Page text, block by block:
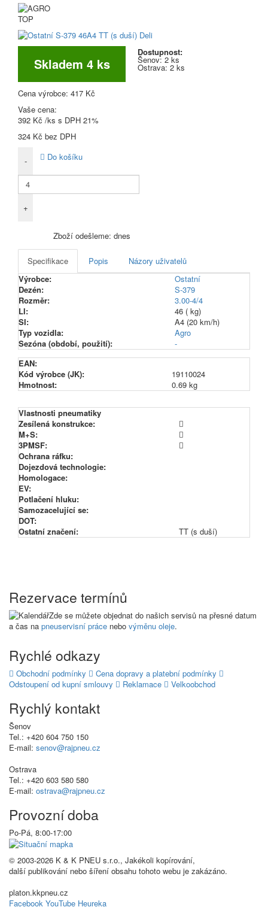
TOP
Skladem 4 ks
Dostupnost:
Šenov: 2 ks
Ostrava: 2 ks
Cena výrobce: 417 Kč
Vaše cena:
392 Kč /ks s DPH 21%
324 Kč bez DPH
-
+
Do košíku
Zboží odešleme: dnes
Specifikace Popis
Názory uživatelů
Výrobce:
Ostatní
Dezén:
S-379
Rozměr:
3.00-4/4
LI:
46 ( kg)
SI:
A4 (20 km/h)
Typ vozidla:
Agro
Sezóna (období, použití):
-
EAN:
Kód výrobce (JK):
19110024
Hmotnost:
0.69 kg
Vlastnosti pneumatiky
Zesílená konstrukce:
M+S:
3PMSF:
Ochrana ráfku:
Dojezdová technologie:
Homologace:
EV:
Potlačení hluku:
Samozacelující se:
DOT:
Ostatní značení:
TT (s duší)
Rezervace termínů
Zde se můžete objednat do našich servisů na přesné datum
a čas na pneuservisní práce nebo výměnu oleje.
Rychlé odkazy
Obchodní podmínky
Cena dopravy a platební podmínky
Odstoupení od kupní smlouvy
Reklamace Velkoobchod
Rychlý kontakt
Šenov
Tel.: +420 604 750 150
E-mail: senov@rajpneu.cz
Ostrava
Tel.: +420 603 580 580
E-mail: ostrava@rajpneu.cz
Provozní doba
Po-Pá, 8:00-17:00
© 2003-2026 K & K PNEU s.r.o., Jakékoli kopírování,
další publikování nebo šíření obsahu tohoto webu je zakázáno.
platon.kkpneu.cz
Facebook YouTube Heureka